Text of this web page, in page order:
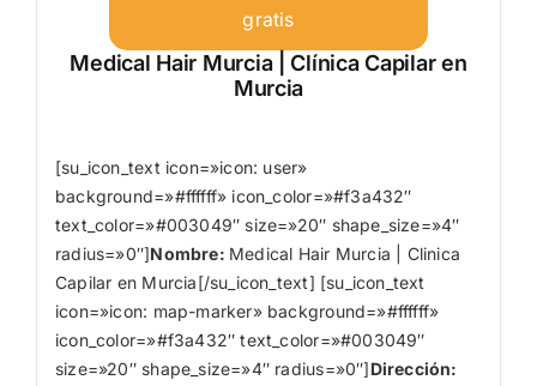
gratis
Medical Hair Murcia | Clínica Capilar en
Murcia
[su_icon_text icon=»icon: user»
background=»#ffffff» icon_color=»#f3a432″
text_color=»#003049″ size=»20″ shape_size=»4″
radius=»0″]Nombre: Medical Hair Murcia | Clinica
Capilar en Murcia[/su_icon_text] [su_icon_text
icon=»icon: map-marker» background=»#ffffff»
icon_color=»#f3a432″ text_color=»#003049″
size=»20″ shape_size=»4″ radius=»0″]Dirección: